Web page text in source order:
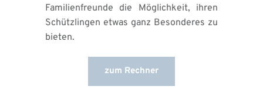
Familienfreunde die Möglichkeit, ihren
Schützlingen etwas ganz Besonderes zu
bieten.
zum Rechner